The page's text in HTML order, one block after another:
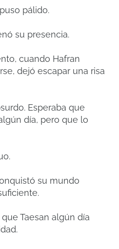
pálido.
su presencia.
cuando Hafran
dejó escapar una risa
Esperaba que
día, pero que lo
su mundo
Taesan algún día